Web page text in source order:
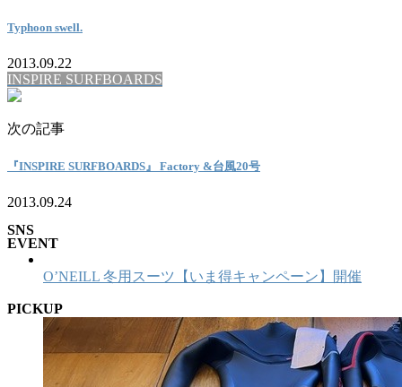
Typhoon swell.
2013.09.22
INSPIRE SURFBOARDS
次の記事
『INSPIRE SURFBOARDS』 Factory &台風20号
2013.09.24
SNS
EVENT
O’NEILL 冬用スーツ【いま得キャンペーン】開催
PICKUP